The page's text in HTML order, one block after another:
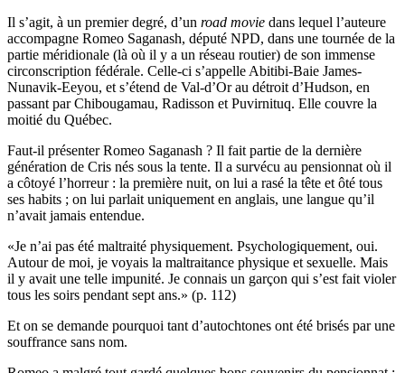
Il s’agit, à un premier degré, d’un road movie dans lequel l’auteure
accompagne Romeo Saganash, député NPD, dans une tournée de la
partie méridionale (là où il y a un réseau routier) de son immense
circonscription fédérale. Celle-ci s’appelle Abitibi-Baie James-
Nunavik-Eeyou, et s’étend de Val-d’Or au détroit d’Hudson, en
passant par Chibougamau, Radisson et Puvirnituq. Elle couvre la
moitié du Québec.
Faut-il présenter Romeo Saganash ? Il fait partie de la dernière
génération de Cris nés sous la tente. Il a survécu au pensionnat où il
a côtoyé l’horreur : la première nuit, on lui a rasé la tête et ôté tous
ses habits ; on lui parlait uniquement en anglais, une langue qu’il
n’avait jamais entendue.
«Je n’ai pas été maltraité physiquement. Psychologiquement, oui.
Autour de moi, je voyais la maltraitance physique et sexuelle. Mais
il y avait une telle impunité. Je connais un garçon qui s’est fait violer
tous les soirs pendant sept ans.» (p. 112)
Et on se demande pourquoi tant d’autochtones ont été brisés par une
souffrance sans nom.